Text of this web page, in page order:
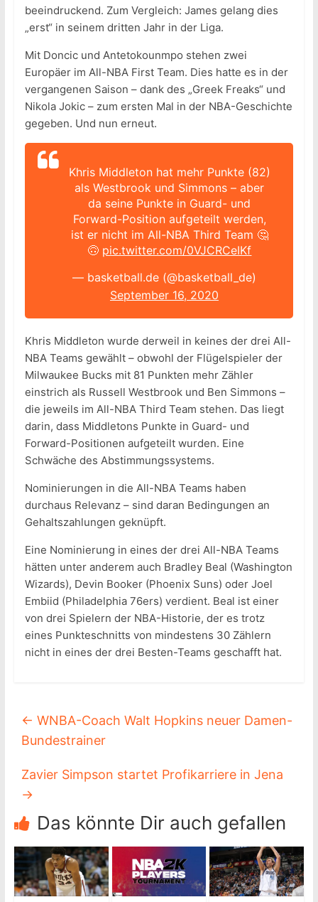
beeindruckend. Zum Vergleich: James gelang dies
„erst“ in seinem dritten Jahr in der Liga.
Mit Doncic und Antetokounmpo stehen zwei
Europäer im All-NBA First Team. Dies hatte es in der
vergangenen Saison – dank des „Greek Freaks“ und
Nikola Jokic – zum ersten Mal in der NBA-Geschichte
gegeben. Und nun erneut.
Khris Middleton hat mehr Punkte (82)
als Westbrook und Simmons – aber
da seine Punkte in Guard- und
Forward-Position aufgeteilt werden,
ist er nicht im All-NBA Third Team 🤔
🙃 pic.twitter.com/0VJCRCeIKf
— basketball.de (@basketball_de)
September 16, 2020
Khris Middleton wurde derweil in keines der drei All-
NBA Teams gewählt – obwohl der Flügelspieler der
Milwaukee Bucks mit 81 Punkten mehr Zähler
einstrich als Russell Westbrook und Ben Simmons –
die jeweils im All-NBA Third Team stehen. Das liegt
darin, dass Middletons Punkte in Guard- und
Forward-Positionen aufgeteilt wurden. Eine
Schwäche des Abstimmungssystems.
Nominierungen in die All-NBA Teams haben
durchaus Relevanz – sind daran Bedingungen an
Gehaltszahlungen geknüpft.
Eine Nominierung in eines der drei All-NBA Teams
hätten unter anderem auch Bradley Beal (Washington
Wizards), Devin Booker (Phoenix Suns) oder Joel
Embiid (Philadelphia 76ers) verdient. Beal ist einer
von drei Spielern der NBA-Historie, der es trotz
eines Punkteschnitts von mindestens 30 Zählern
nicht in eines der drei Besten-Teams geschafft hat.
← WNBA-Coach Walt Hopkins neuer Damen-
Bundestrainer
Zavier Simpson startet Profikarriere in Jena
→
Das könnte Dir auch gefallen